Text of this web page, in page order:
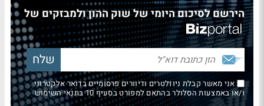
הירשם לסיכום היומי של שוק ההון ולמבזקים של
אני מאשר קבלת ניוזלטרים ודיוורים פרסומיים בדואר אלקטרוני
ו/או באמצעות הסלולר בהתאם למפורט בסעיף 10 בתנאי השימוש